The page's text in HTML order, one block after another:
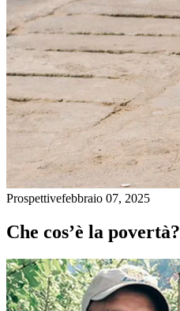
Prospettivefebbraio 07, 2025
Che cos’è la povertà?